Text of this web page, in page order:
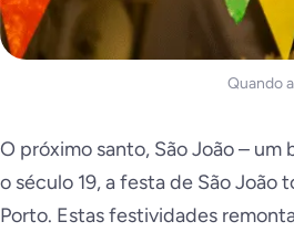
Quando
O próximo santo, São João –
o século 19, a festa de São
Porto. Estas festividades